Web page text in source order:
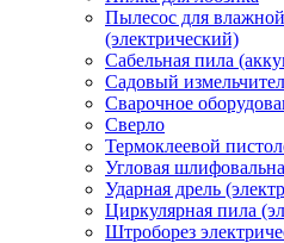
Пылесос для
(электрический)
Сабельная пила
Садовый
Сварочное
Сверло
Термоклеевой
Угловая
Ударная дрель
Циркулярная пила
Штроборез